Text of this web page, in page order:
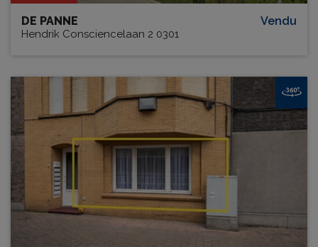
Vendu
DE PANNE
Hendrik Consciencelaan 2 0301